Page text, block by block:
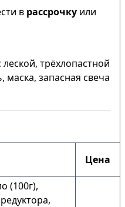
в рассрочку или
трёхлопастной
запасная свеча
Цена
(100г),